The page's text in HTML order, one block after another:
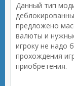
Данный тип
предложено
валюты и
игроку не надо
прохождения
приобретения.